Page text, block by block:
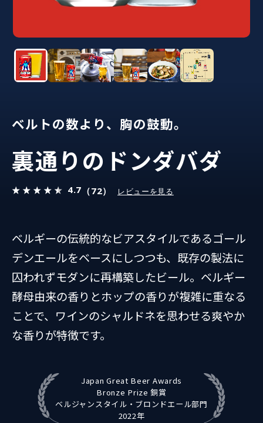
ベルトの数より、胸の鼓動。
裏通りのドンダバダ
4.7 （72） レビューを見る
ベルギーの伝統的なビアスタイルであるゴール
デンエールをベースにしつつも、既存の製法に
囚われずモダンに再構築したビール。ベルギー
酵母由来の香りとホップの香りが複雑に重なる
ことで、ワインのシャルドネを思わせる爽やか
な香りが特徴です。
Japan Great Beer Awards
Bronze Prize 銅賞
ベルジャンスタイル・ブロンドエール部門
2022年